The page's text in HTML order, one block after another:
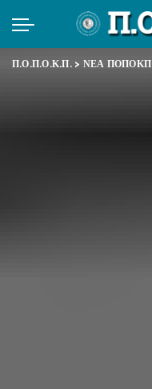
Π.Ο.Π.Ο.Κ.Π.> ΝΕΑ ΠΟΠΟΚΠ